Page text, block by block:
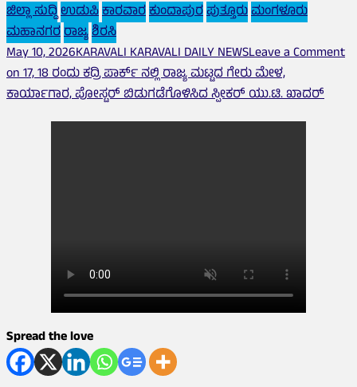
ಜಿಲ್ಲಾ ಸುದ್ದಿಉಡುಪಿಕಾರವಾರಕುಂದಾಪುರಪುತ್ತೂರುಮಂಗಳೂರು
ಮಹಾನಗರರಾಜ್ಯಶಿರಸಿ
May 10, 2026KARAVALI KARAVALI DAILY NEWSLeave a Comment
on 17, 18 ರಂದು ಕದ್ರಿ ಪಾರ್ಕ್ ನಲ್ಲಿ ರಾಜ್ಯ ಮಟ್ಟದ ಗೇರು ಮೇಳ,
ಕಾರ್ಯಾಗಾರ, ಪೋಸ್ಟರ್ ಬಿಡುಗಡೆಗೊಳಿಸಿದ ಸ್ಪೀಕರ್ ಯು.ಟಿ. ಖಾದರ್
Spread the love